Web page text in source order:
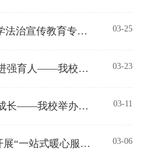
我校举行2026年春季开学法治宣传教育专题讲座 03-25
交流互鉴促提升 携手共进强育人——我校赴豫北医学院开展学生工作专题调研 03-23
筑牢安全防线 护航学生成长——我校举办大学生安全教育主题讲座 03-11
我校“一站式”学生社区开展“一站式暖心服务・一份甜蜜伴同行”主题活动 03-06